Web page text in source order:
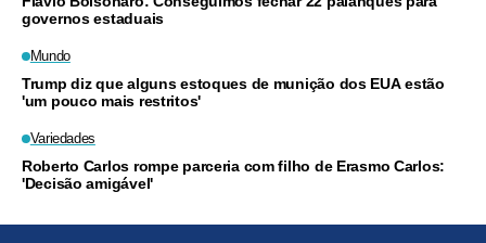
governos estaduais
Mundo
Trump diz que alguns estoques de munição dos EUA estão
'um pouco mais restritos'
Variedades
Roberto Carlos rompe parceria com filho de Erasmo Carlos:
'Decisão amigável'